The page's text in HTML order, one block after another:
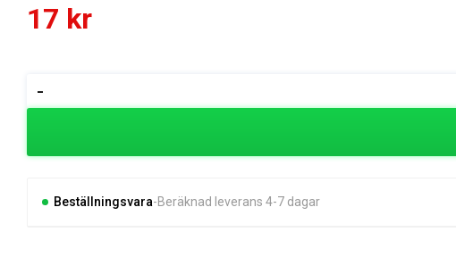
17 kr
-
mängd
Beställningsvara Beräknad leverans 4-7 dagar